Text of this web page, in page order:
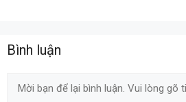
Bình luận
Comment